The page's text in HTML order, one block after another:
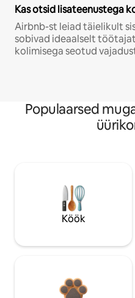
Kas otsid lisateenustega
Airbnb-st leiad täielikult
sobivad ideaalselt
kolimisega seotud
Populaarsed
Köök